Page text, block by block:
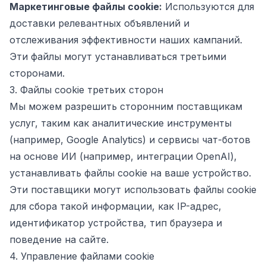
Маркетинговые файлы cookie: Используются для
доставки релевантных объявлений и
отслеживания эффективности наших кампаний.
Эти файлы могут устанавливаться третьими
сторонами.
3. Файлы cookie третьих сторон
Мы можем разрешить сторонним поставщикам
услуг, таким как аналитические инструменты
(например, Google Analytics) и сервисы чат-ботов
на основе ИИ (например, интеграции OpenAI),
устанавливать файлы cookie на ваше устройство.
Эти поставщики могут использовать файлы cookie
для сбора такой информации, как IP-адрес,
идентификатор устройства, тип браузера и
поведение на сайте.
4. Управление файлами cookie